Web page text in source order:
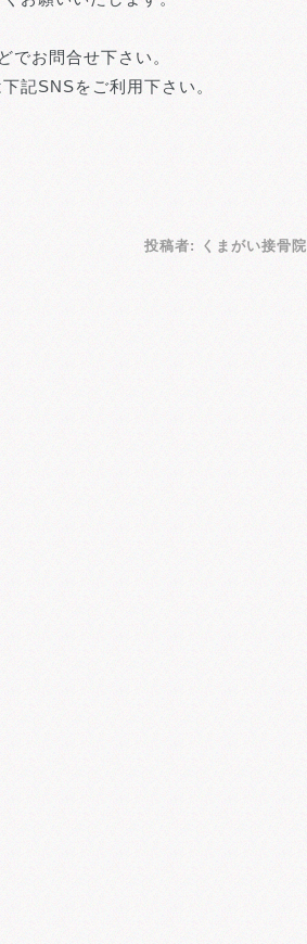
でお問合せ下さい。
記SNSをご利用下さい。
投稿者: くまがい接骨院